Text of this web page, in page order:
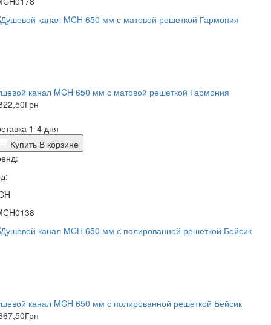
канал MCH 650 мм с матовой решеткой Гармония
Грн
1-4 дня
Купить В корзине
канал MCH 650 мм с полированной решеткой Бейсик
Грн